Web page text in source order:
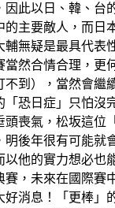
因此以日、韓、台
的主要敵人，而日
輔無疑是最具代表
當然合情合理，更
不到），當然會繼
恐日症」只怕沒
喪氣，松坂這位
明後年很有可能就
以他的實力想必也
賽，未來在國際賽
好消息！「更棒」